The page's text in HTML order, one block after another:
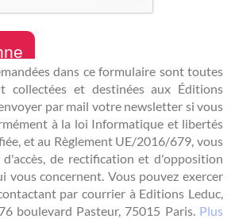
dans ce formulaire sont toutes
collectées et destinées aux Éditions
par mail votre newsletter si vous
à la loi Informatique et libertés
et au Règlement UE/2016/679, vous
de rectification et d'opposition
vous concernent. Vous pouvez exercer
par courrier à Editions Leduc,
boulevard Pasteur, 75015 Paris. Plus